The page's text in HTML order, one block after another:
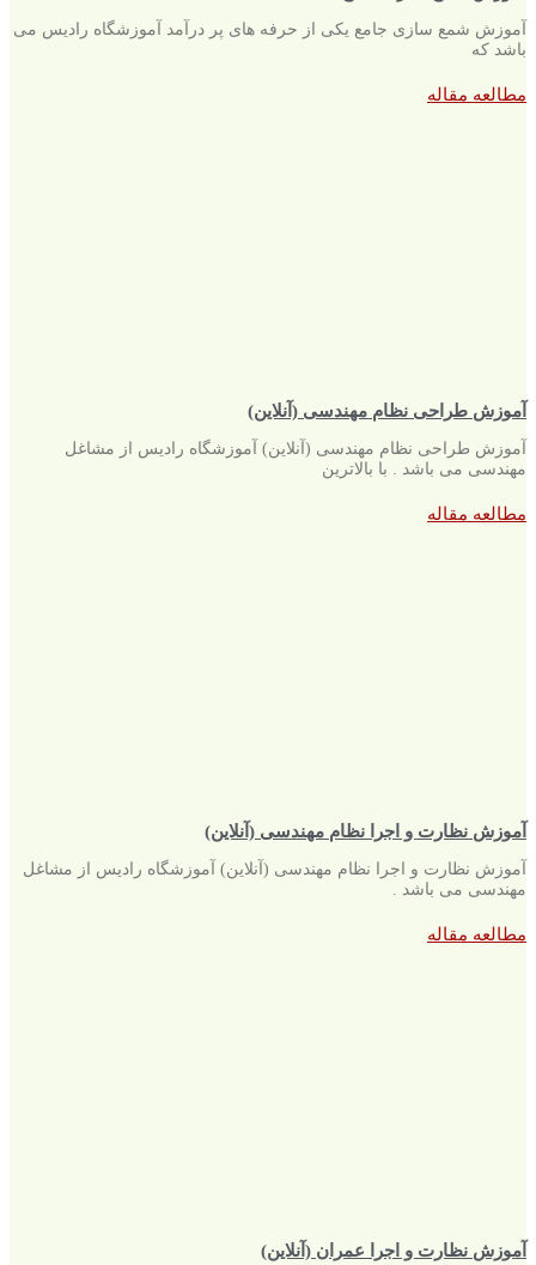
آموزش شمع سازی جامع یکی از حرفه های پر درآمد آموزشگاه رادیس می
باشد که
مطالعه مقاله
آموزش طراحی نظام مهندسی (آنلاین)
آموزش طراحی نظام مهندسی (آنلاین) آموزشگاه رادیس از مشاغل
مهندسی می باشد . با بالاترین
مطالعه مقاله
آموزش نظارت و اجرا نظام مهندسی (آنلاین)
آموزش نظارت و اجرا نظام مهندسی (آنلاین) آموزشگاه رادیس از مشاغل
مهندسی می باشد .
مطالعه مقاله
آموزش نظارت و اجرا عمران (آنلاین)